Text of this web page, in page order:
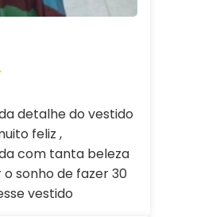
detalhe do vestido
feliz ,
com tanta beleza
sonho de fazer 30
vestido